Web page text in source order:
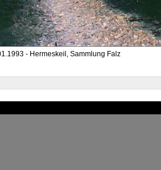
- Hermeskeil, Sammlung Falz